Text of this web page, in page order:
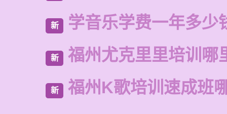
新 学音乐学费一年多少
新 福州尤克里里培训哪
新 福州K歌培训速成班